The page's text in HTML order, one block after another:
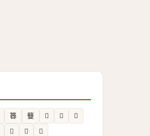
簭 䉶 𥴛 𥭗
𥵍
𥷛 𥶒 𥸉